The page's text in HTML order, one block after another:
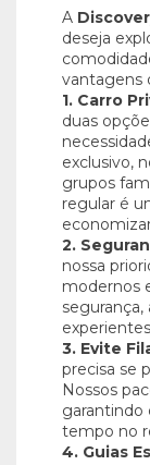
A
deseja
vantagens
1. Carro
duas
exclusivo,
grupos
regular é
2.
nossa
modernos
3. Evite
precisa se
Nossos
garantindo
tempo no
4. Guias